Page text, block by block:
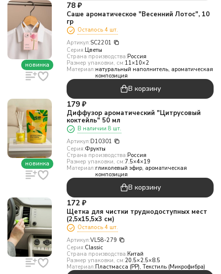
новинка
78 ₽
Саше ароматическое "Весенний Лотос", 10
гр
Осталось 4 шт.
Артикул:SC2201
Серия:Цветы
Страна производства:Россия
Размер упаковки, см:11×10×2
Материал:натуральный наполнитель, ароматическая
композиция
В корзину
новинка
179 ₽
Диффузор ароматический "Цитрусовый
коктейль" 50 мл
В наличии 8 шт.
Артикул:D10301
Серия:Фрукты
Страна производства:Россия
Размер упаковки, см:7.5×4×19
Материал:гликолевый эфир, ароматическая
композиция
В корзину
172 ₽
Щетка для чистки труднодоступных мест
(2,5х15,5х3 см)
Осталось 4 шт.
Артикул:VL58-279
Серия:Classic
Страна производства:Китай
Размер упаковки, см:20.5×2.5×8.5
Материал:Пластмасса (PP), Текстиль (Микрофибра)